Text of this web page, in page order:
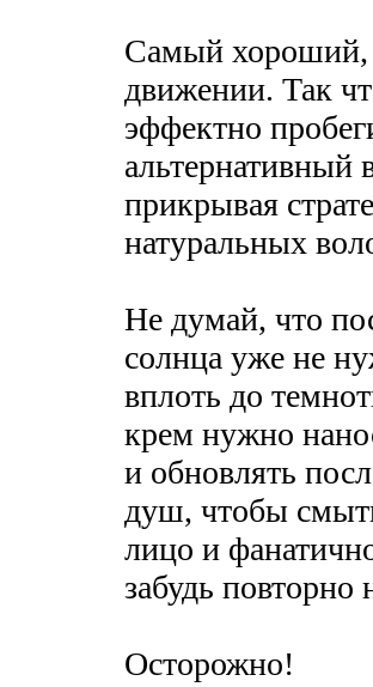
Самый хороший,
движении. Так
эффектно
альтернативный
прикрывая
натуральных
Не думай, что
солнца уже не
вплоть до
крем нужно
и обновлять
душ, чтобы
лицо и
забудь повторно
Осторожно!